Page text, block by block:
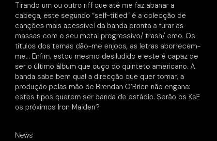
Tirando um ou outro riff que até me faz abanar a
cabeça, este segundo “self-titled” é a colecção de
canções mais acessível da banda pronta a furar as
massas com o seu metal progressivo/ trash/ emo. Os
títulos dos temas dão-me enjoos, as letras aborrecem-
me… Enfim, estou mesmo desiludido e este é capaz de
ser o último álbum que ouço do quinteto americano. A
banda sabe bem qual a direcção que quer tomar, a
produção pelas mão de Brendan O’Brien não engana:
estes tipos querem ser banda de estádio. Serão os KsE
os próximos Iron Maiden?
News